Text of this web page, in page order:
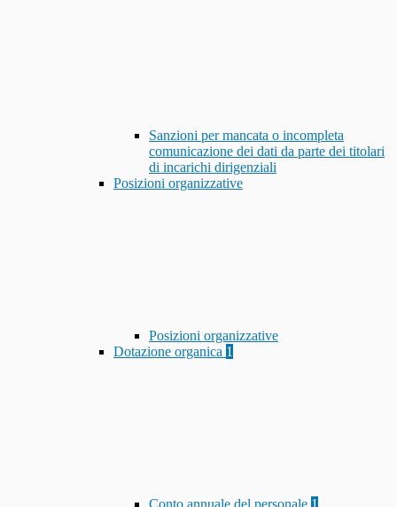
Sanzioni per mancata o incompleta
comunicazione dei dati da parte dei titolari
di incarichi dirigenziali
Posizioni organizzative
Posizioni organizzative
Dotazione organica 1